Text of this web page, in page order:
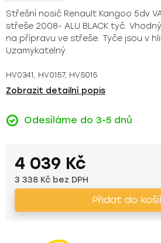
Střešní nosič Renault Kangoo 5dv
střeše 2008- ALU BLACK tyč.
na přípravu ve střeše. Tyče jsou v
Uzamykatelný.
HV0341, HV0157, HV5015
Zobrazit detailní popis
Odesíláme do 3-5 dnů
4 039 Kč
3 338 Kč bez DPH
Přidat do